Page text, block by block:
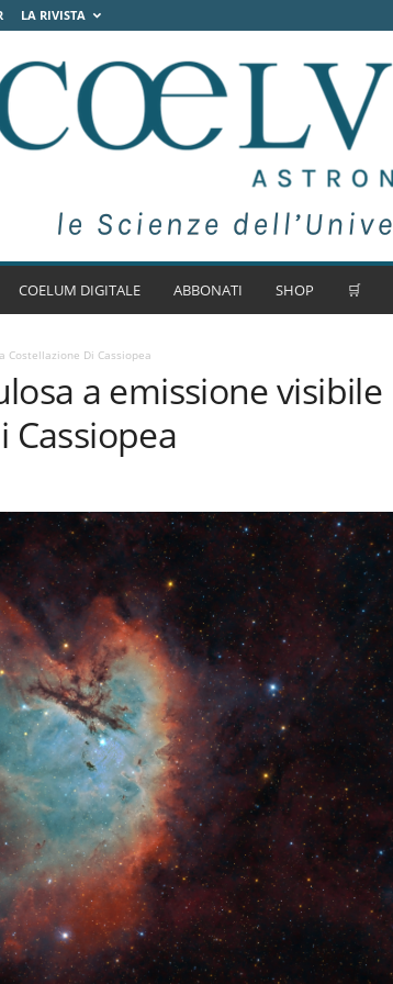
LA RIVISTA
COELUM DIGITALE ABBONATI SHOP 🛒
Costellazione Di Cassiopea
a emissione visibile
Cassiopea